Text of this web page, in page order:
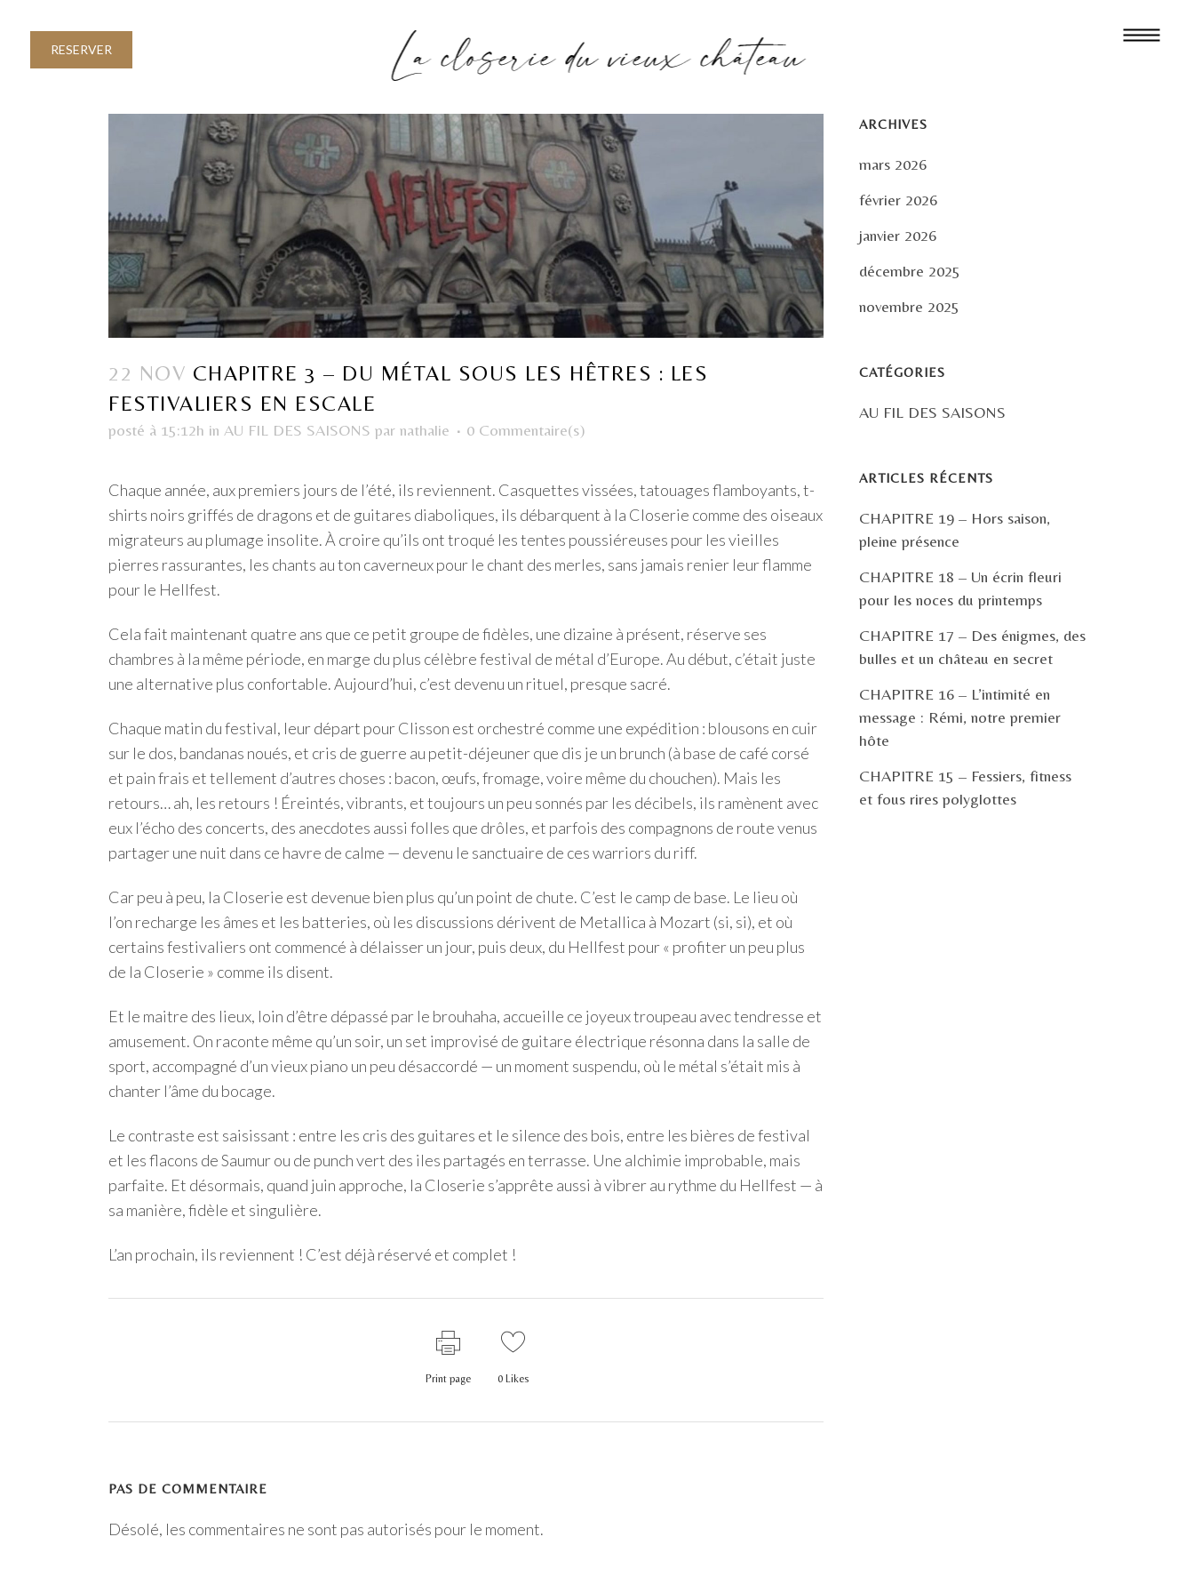
RESERVER
22 NOV CHAPITRE 3 – DU MÉTAL SOUS LES HÊTRES : LES
FESTIVALIERS EN ESCALE
posté à 15:12h in AU FIL DES SAISONS par nathalie 0 Commentaire(s)
Chaque année, aux premiers jours de l’été, ils reviennent. Casquettes vissées, tatouages flamboyants, t-
shirts noirs griffés de dragons et de guitares diaboliques, ils débarquent à la Closerie comme des oiseaux
migrateurs au plumage insolite. À croire qu’ils ont troqué les tentes poussiéreuses pour les vieilles
pierres rassurantes, les chants au ton caverneux pour le chant des merles, sans jamais renier leur flamme
pour le Hellfest.
Cela fait maintenant quatre ans que ce petit groupe de fidèles, une dizaine à présent, réserve ses
chambres à la même période, en marge du plus célèbre festival de métal d’Europe. Au début, c’était juste
une alternative plus confortable. Aujourd’hui, c’est devenu un rituel, presque sacré.
Chaque matin du festival, leur départ pour Clisson est orchestré comme une expédition : blousons en cuir
sur le dos, bandanas noués, et cris de guerre au petit-déjeuner que dis je un brunch (à base de café corsé
et pain frais et tellement d’autres choses : bacon, œufs, fromage, voire même du chouchen). Mais les
retours… ah, les retours ! Éreintés, vibrants, et toujours un peu sonnés par les décibels, ils ramènent avec
eux l’écho des concerts, des anecdotes aussi folles que drôles, et parfois des compagnons de route venus
partager une nuit dans ce havre de calme — devenu le sanctuaire de ces warriors du riff.
Car peu à peu, la Closerie est devenue bien plus qu’un point de chute. C’est le camp de base. Le lieu où
l’on recharge les âmes et les batteries, où les discussions dérivent de Metallica à Mozart (si, si), et où
certains festivaliers ont commencé à délaisser un jour, puis deux, du Hellfest pour « profiter un peu plus
de la Closerie » comme ils disent.
Et le maitre des lieux, loin d’être dépassé par le brouhaha, accueille ce joyeux troupeau avec tendresse et
amusement. On raconte même qu’un soir, un set improvisé de guitare électrique résonna dans la salle de
sport, accompagné d’un vieux piano un peu désaccordé — un moment suspendu, où le métal s’était mis à
chanter l’âme du bocage.
Le contraste est saisissant : entre les cris des guitares et le silence des bois, entre les bières de festival
et les flacons de Saumur ou de punch vert des iles partagés en terrasse. Une alchimie improbable, mais
parfaite. Et désormais, quand juin approche, la Closerie s’apprête aussi à vibrer au rythme du Hellfest — à
sa manière, fidèle et singulière.
L’an prochain, ils reviennent ! C’est déjà réservé et complet !
Print page 0 Likes
PAS DE COMMENTAIRE
Désolé, les commentaires ne sont pas autorisés pour le moment.
ARCHIVES
mars 2026
février 2026
janvier 2026
décembre 2025
novembre 2025
CATÉGORIES
AU FIL DES SAISONS
ARTICLES RÉCENTS
CHAPITRE 19 – Hors saison,
pleine présence
CHAPITRE 18 – Un écrin fleuri
pour les noces du printemps
CHAPITRE 17 – Des énigmes, des
bulles et un château en secret
CHAPITRE 16 – L’intimité en
message : Rémi, notre premier
hôte
CHAPITRE 15 – Fessiers, fitness
et fous rires polyglottes